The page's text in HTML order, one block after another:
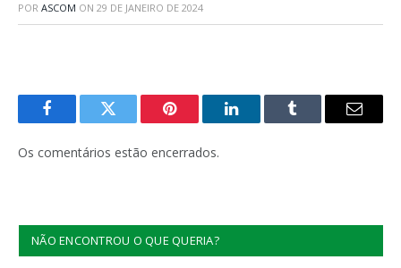
POR ASCOM ON 29 DE JANEIRO DE 2024
FacebookTwitter Pinterest LinkedInTumblr
E-
Os comentários estão encerrados.
NÃO ENCONTROU O QUE QUERIA?